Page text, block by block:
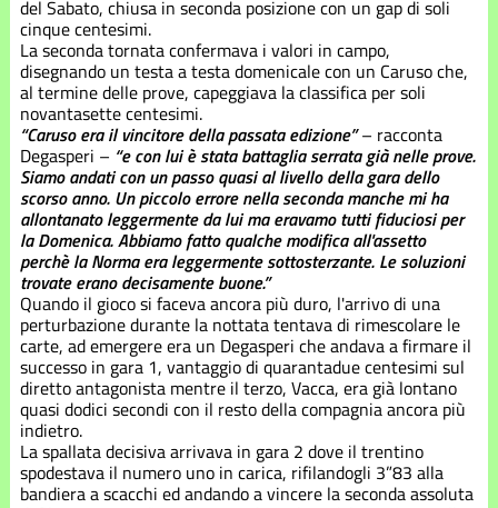
del Sabato, chiusa in seconda posizione con un gap di soli
cinque centesimi.
La seconda tornata confermava i valori in campo,
disegnando un testa a testa domenicale con un Caruso che,
al termine delle prove, capeggiava la classifica per soli
novantasette centesimi.
“Caruso era il vincitore della passata edizione”– racconta
Degasperi – “e con lui è stata battaglia serrata già nelle prove.
Siamo andati con un passo quasi al livello della gara dello
scorso anno. Un piccolo errore nella seconda manche mi ha
allontanato leggermente da lui ma eravamo tutti fiduciosi per
la Domenica. Abbiamo fatto qualche modifica all'assetto
perchè la Norma era leggermente sottosterzante. Le soluzioni
trovate erano decisamente buone.”
Quando il gioco si faceva ancora più duro, l'arrivo di una
perturbazione durante la nottata tentava di rimescolare le
carte, ad emergere era un Degasperi che andava a firmare il
successo in gara 1, vantaggio di quarantadue centesimi sul
diretto antagonista mentre il terzo, Vacca, era già lontano
quasi dodici secondi con il resto della compagnia ancora più
indietro.
La spallata decisiva arrivava in gara 2 dove il trentino
spodestava il numero uno in carica, rifilandogli 3”83 alla
bandiera a scacchi ed andando a vincere la seconda assoluta
Stagione
2025
Stagione
2026